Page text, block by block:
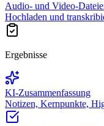
Audio- und Video-
Hochladen und
Ergebnisse
KI-Zusammenfassung
Notizen, Kernpunkte,